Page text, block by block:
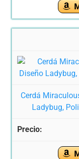
Cerdá
Ladybug,